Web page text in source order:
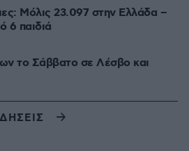
Μόλις 23.097 στην Ελλάδα –
6 παιδιά
το Σάββατο σε Λέσβο και